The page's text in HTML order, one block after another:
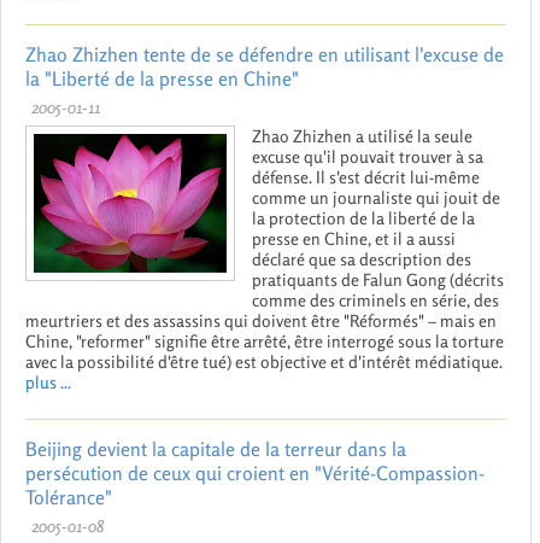
Zhao Zhizhen tente de se défendre en utilisant l'excuse de
la "Liberté de la presse en Chine"
2005-01-11
Zhao Zhizhen a utilisé la seule
excuse qu'il pouvait trouver à sa
défense. Il s'est décrit lui-même
comme un journaliste qui jouit de
la protection de la liberté de la
presse en Chine, et il a aussi
déclaré que sa description des
pratiquants de Falun Gong (décrits
comme des criminels en série, des
meurtriers et des assassins qui doivent être "Réformés" – mais en
Chine, "reformer" signifie être arrêté, être interrogé sous la torture
avec la possibilité d'être tué) est objective et d'intérêt médiatique.
plus ...
Beijing devient la capitale de la terreur dans la
persécution de ceux qui croient en "Vérité-Compassion-
Tolérance"
2005-01-08